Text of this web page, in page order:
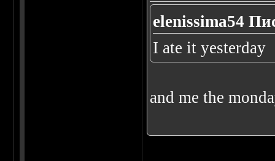
elenissima54
I ate it yesterday
and me the